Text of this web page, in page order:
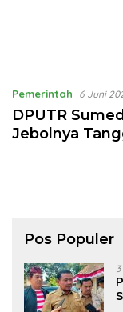
Pemerintah 6 Juni
DPUTR
Jebolnya
Pos Populer